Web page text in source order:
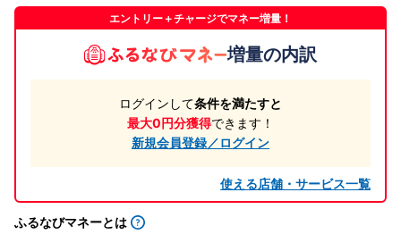
エントリー＋チャージでマネー増量！
増量の内訳
ログインして条件を満たすと
最大0円分獲得できます！
新規会員登録／ログイン
使える店舗・サービス一覧
ふるなびマネーとは